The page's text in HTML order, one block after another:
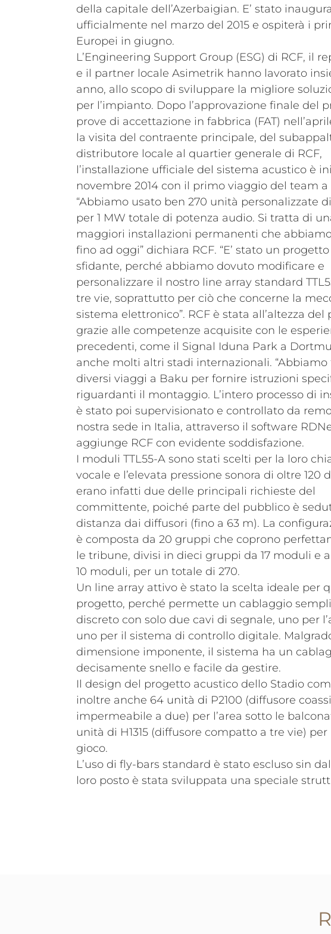
della capitale dell’Azerbaigian. E’ stato
ufficialmente nel marzo del 2015 e ospiterà i
Europei in giugno.
L’Engineering Support Group (ESG) di RCF, il
e il partner locale Asimetrik hanno lavorato
anno, allo scopo di sviluppare la migliore
per l’impianto. Dopo l’approvazione finale del
prove di accettazione in fabbrica (FAT)
la visita del contraente principale, del
distributore locale al quartier generale di RCF,
l’installazione ufficiale del sistema acustico è
novembre 2014 con il primo viaggio del team a
“Abbiamo usato ben 270 unità personalizzate
per 1 MW totale di potenza audio. Si tratta di
maggiori installazioni permanenti che
fino ad oggi” dichiara RCF. “E’ stato un
sfidante, perché abbiamo dovuto modificare e
personalizzare il nostro line array standard
tre vie, soprattutto per ciò che concerne la
sistema elettronico”. RCF è stata all’altezza del
grazie alle competenze acquisite con le
precedenti, come il Signal Iduna Park a
anche molti altri stadi internazionali. “Abbiamo
diversi viaggi a Baku per fornire istruzioni
riguardanti il montaggio. L’intero processo di
è stato poi supervisionato e controllato da
nostra sede in Italia, attraverso il software
aggiunge RCF con evidente soddisfazione.
I moduli TTL55-A sono stati scelti per la loro
vocale e l’elevata pressione sonora di oltre 120
erano infatti due delle principali richieste del
committente, poiché parte del pubblico è
distanza dai diffusori (fino a 63 m). La
è composta da 20 gruppi che coprono
le tribune, divisi in dieci gruppi da 17 moduli e
10 moduli, per un totale di 270.
Un line array attivo è stato la scelta ideale per
progetto, perché permette un cablaggio
discreto con solo due cavi di segnale, uno per
uno per il sistema di controllo digitale.
dimensione imponente, il sistema ha un
decisamente snello e facile da gestire.
Il design del progetto acustico dello Stadio
inoltre anche 64 unità di P2100 (diffusore
impermeabile a due) per l’area sotto le
unità di H1315 (diffusore compatto a tre vie) per
gioco.
L’uso di fly-bars standard è stato escluso sin
loro posto è stata sviluppata una speciale